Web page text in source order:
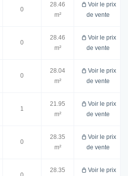
0
28.46
m²
Voir le prix
de vente
0
28.46
m²
Voir le prix
de vente
0
28.04
m²
Voir le prix
de vente
1
21.95
m²
Voir le prix
de vente
0
28.35
m²
Voir le prix
de vente
28.35
Voir le prix